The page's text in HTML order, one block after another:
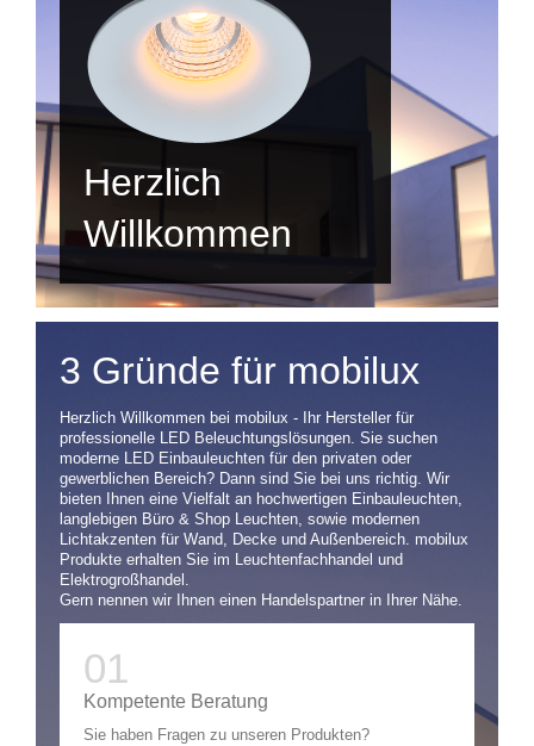
Herzlich
Willkommen
3 Gründe für mobilux
Herzlich Willkommen bei mobilux - Ihr Hersteller für
professionelle LED Beleuchtungslösungen. Sie suchen
moderne LED Einbauleuchten für den privaten oder
gewerblichen Bereich? Dann sind Sie bei uns richtig. Wir
bieten Ihnen eine Vielfalt an hochwertigen Einbauleuchten,
langlebigen Büro & Shop Leuchten, sowie modernen
Lichtakzenten für Wand, Decke und Außenbereich. mobilux
Produkte erhalten Sie im Leuchtenfachhandel und
Elektrogroßhandel.
Gern nennen wir Ihnen einen Handelspartner in Ihrer Nähe.
Kompetente Beratung
Sie haben Fragen zu unseren Produkten?